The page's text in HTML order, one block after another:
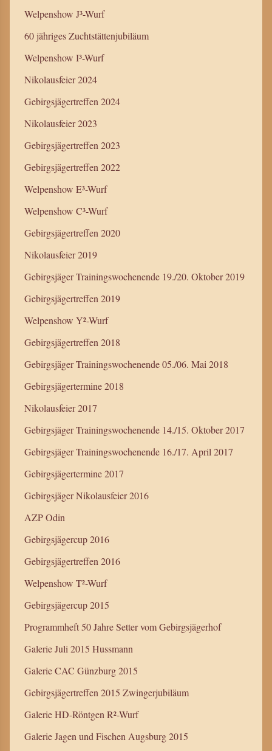
Welpenshow J³-Wurf
60 jähriges Zuchtstättenjubiläum
Welpenshow I³-Wurf
Nikolausfeier 2024
Gebirgsjägertreffen 2024
Nikolausfeier 2023
Gebirgsjägertreffen 2023
Gebirgsjägertreffen 2022
Welpenshow E³-Wurf
Welpenshow C³-Wurf
Gebirgsjägertreffen 2020
Nikolausfeier 2019
Gebirgsjäger Trainingswochenende 19./20. Oktober 2019
Gebirgsjägertreffen 2019
Welpenshow Y²-Wurf
Gebirgsjägertreffen 2018
Gebirgsjäger Trainingswochenende 05./06. Mai 2018
Gebirgsjägertermine 2018
Nikolausfeier 2017
Gebirgsjäger Trainingswochenende 14./15. Oktober 2017
Gebirgsjäger Trainingswochenende 16./17. April 2017
Gebirgsjägertermine 2017
Gebirgsjäger Nikolausfeier 2016
AZP Odin
Gebirgsjägercup 2016
Gebirgsjägertreffen 2016
Welpenshow T²-Wurf
Gebirgsjägercup 2015
Programmheft 50 Jahre Setter vom Gebirgsjägerhof
Galerie Juli 2015 Hussmann
Galerie CAC Günzburg 2015
Gebirgsjägertreffen 2015 Zwingerjubiläum
Galerie HD-Röntgen R²-Wurf
Galerie Jagen und Fischen Augsburg 2015